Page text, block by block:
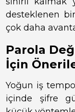
desteklenen
çok daha
Parola
İçin
Yoğun iş
içinde şifre